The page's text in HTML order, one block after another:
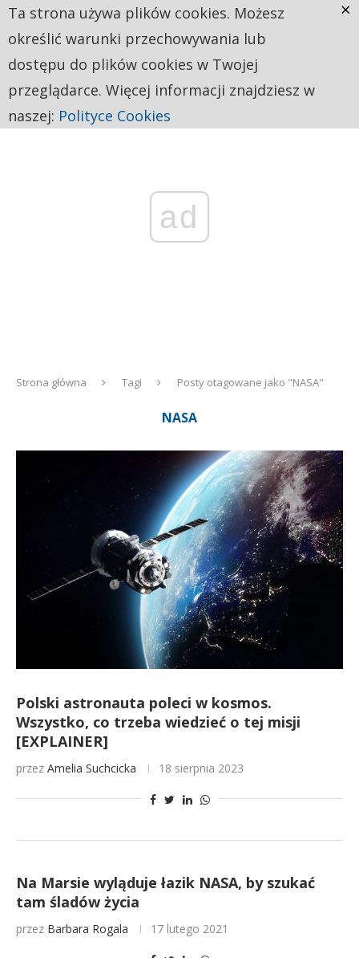
ad
Strona główna Tagi Posty otagowane jako "NASA"
NASA
Polski astronauta poleci w kosmos.
Wszystko, co trzeba wiedzieć o tej misji
[EXPLAINER]
przez Amelia Suchcicka 18 sierpnia 2023
Na Marsie wyląduje łazik NASA, by szukać
tam śladów życia
przez Barbara Rogala 17 lutego 2021
Ta strona używa plików cookies. Możesz
określić warunki przechowywania lub
dostępu do plików cookies w Twojej
przeglądarce. Więcej informacji znajdziesz w
naszej: Polityce Cookies
×